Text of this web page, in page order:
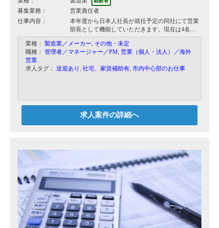
募集業務：
営業責任者
仕事内容：
本年度から日本人社長が就任予定の同社にて営業
部長として機能していただきます。現在は4名の
営業担当（ベトナム人）がおり、4名のマネジメ
ント、目標設定から進捗管理、教育、マネジメン
トを行いつつ、日本人社長のサポートも行ってい
業種： 製造業／メーカー その他・未定
職種： 管理者／マネージャー／PM 営業（個人・法人）／海外
営業
求人タグ： 送迎あり 社宅、家賃補助有 市内中心部のお仕事
求人案件の詳細へ